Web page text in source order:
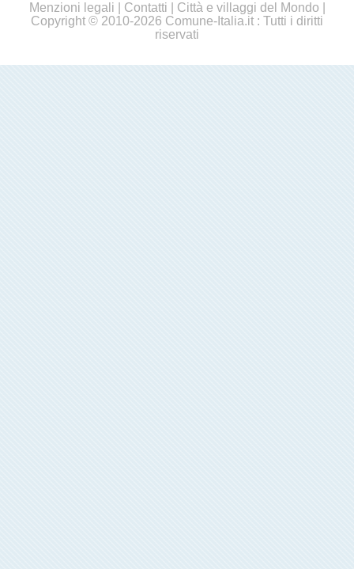
Menzioni legali
Contatti Città e villaggi del Mondo
Copyright © 2010-2026 Comune-Italia.it : Tutti i diritti
riservati